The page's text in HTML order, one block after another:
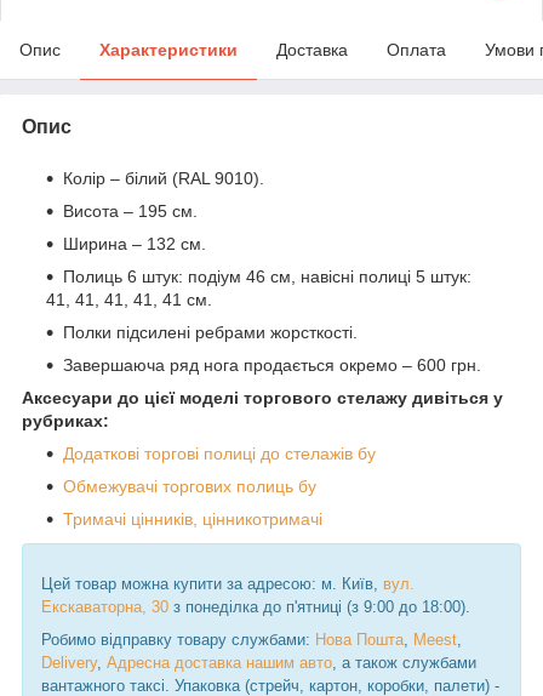
Опис Характеристики Доставка Оплата Умови
Опис
Колір – білий (RAL 9010).
Висота – 195 см.
Ширина – 132 см.
Полиць 6 штук: подіум 46 см, навісні полиці 5 штук:
41, 41, 41, 41, 41 см.
Полки підсилені ребрами жорсткості.
Завершаюча ряд нога продається окремо – 600 грн.
Аксесуари до цієї моделі торгового стелажу дивіться у
рубриках:
Додаткові торгові полиці до стелажів бу
Обмежувачі торгових полиць бу
Тримачі цінників, цінникотримачі
Цей товар можна купити за адресою: м. Київ, вул.
Екскаваторна, 30 з понеділка до п'ятниці (з 9:00 до 18:00).
Робимо відправку товару службами: Нова Пошта Meest
Delivery, Адресна доставка нашим авто , а також службами
вантажного таксі. Упаковка (стрейч, картон, коробки, палети) -